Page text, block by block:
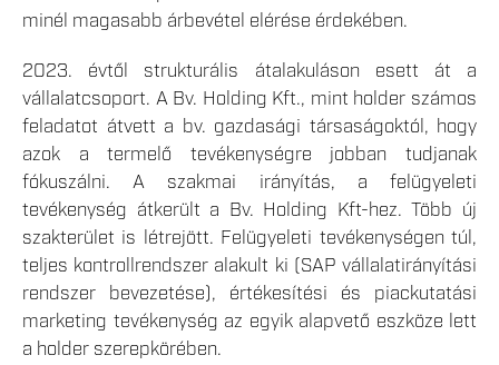
minél magasabb árbevétel elérése érdekében.
2023. évtől strukturális átalakuláson esett át a
vállalatcsoport. A Bv. Holding Kft., mint holder számos
feladatot átvett a bv. gazdasági társaságoktól, hogy
azok a termelő tevékenységre jobban tudjanak
fókuszálni. A szakmai irányítás, a felügyeleti
tevékenység átkerült a Bv. Holding Kft-hez. Több új
szakterület is létrejött. Felügyeleti tevékenységen túl,
teljes kontrollrendszer alakult ki (SAP vállalatirányítási
rendszer bevezetése), értékesítési és piackutatási
marketing tevékenység az egyik alapvető eszköze lett
a holder szerepkörében.